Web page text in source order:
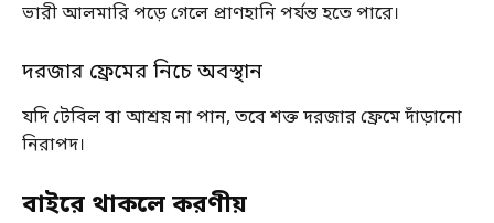
ভারী আলমারি পড়ে গেলে প্রাণহানি পর্যন্ত হতে পারে।
দরজার ফ্রেমের নিচে অবস্থান
যদি টেবিল বা আশ্রয় না পান, তবে শক্ত দরজার ফ্রেমে দাঁড়ানো
নিরাপদ।
বাইরে থাকলে করণীয়